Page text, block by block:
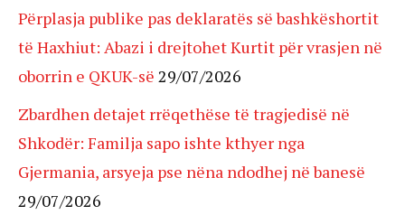
Përplasja publike pas deklaratës së bashkëshortit
të Haxhiut: Abazi i drejtohet Kurtit për vrasjen në
oborrin e QKUK-së 29/07/2026
Zbardhen detajet rrëqethëse të tragjedisë në
Shkodër: Familja sapo ishte kthyer nga
Gjermania, arsyeja pse nëna ndodhej në banesë
29/07/2026